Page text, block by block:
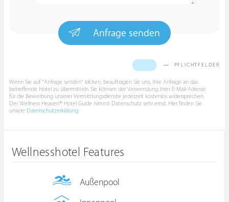
Anfrage senden
PFLICHTFELDER
Wenn Sie auf "Anfrage senden" klicken, beauftragen Sie uns, Ihre Anfrage an das
betreffende Hotel zu übermitteln. Sie können der Verwendung Ihrer E-Mail-Adresse
für die Bewerbung unserer Vermittlungsdienste jederzeit kostenlos widersprechen.
Der Wellness Heaven® Hotel Guide nimmt Datenschutz sehr ernst. Hier finden Sie
unsere Datenschutzerklärung.
Wellnesshotel Features
Außenpool